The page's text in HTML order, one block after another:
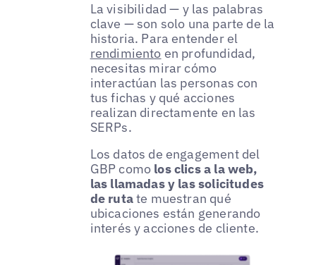
La visibilidad — y las palabras
clave — son solo una parte de la
historia. Para entender el
rendimiento en profundidad,
necesitas mirar cómo
interactúan las personas con
tus fichas y qué acciones
realizan directamente en las
SERPs.
Los datos de engagement del
GBP como los clics a la web,
las llamadas y las solicitudes
de rutate muestran qué
ubicaciones están generando
interés y acciones de cliente.